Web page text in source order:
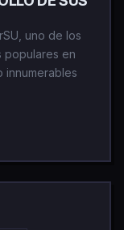
uno de los
populares en
innumerables